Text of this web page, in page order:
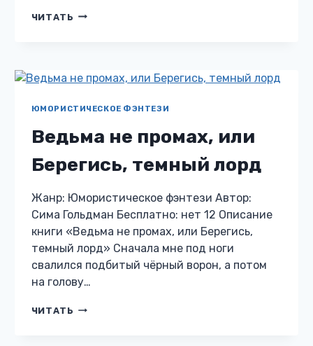
ЧИТАТЬ НЕВЕСТА
ЮМОРИСТИЧЕСКОЕ ФЭНТЕЗИ
Ведьма не промах, или
Берегись, темный лорд
Жанр: Юмористическое фэнтези Автор:
Сима Гольдман Бесплатно: нет 12 Описание
книги «Ведьма не промах, или Берегись,
темный лорд» Сначала мне под ноги
свалился подбитый чёрный ворон, а потом
на голову…
ЧИТАТЬ ВЕДЬМА